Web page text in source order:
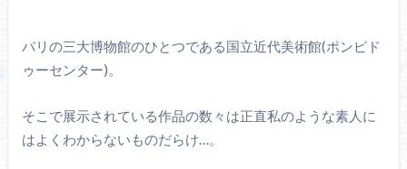
パリの三大博物館のひとつである国立近代美術館(ポンピド
ゥーセンター)。
そこで展示されている作品の数々は正直私のような素人に
はよくわからないものだらけ…。